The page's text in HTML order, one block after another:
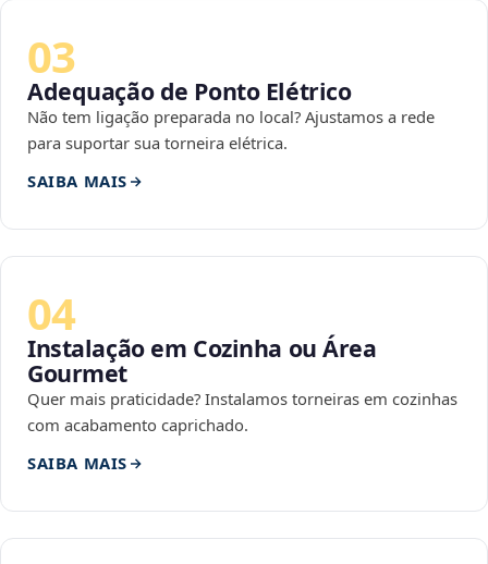
03
Adequação de Ponto Elétrico
Não tem ligação preparada no local? Ajustamos a rede
para suportar sua torneira elétrica.
SAIBA MAIS
04
Instalação em Cozinha ou Área
Gourmet
Quer mais praticidade? Instalamos torneiras em cozinhas
com acabamento caprichado.
SAIBA MAIS